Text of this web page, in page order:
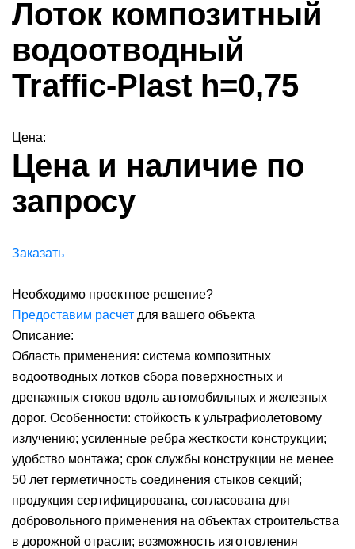
Лоток композитный
водоотводный
Traffic-Plast h=0,75
Цена:
Цена и наличие по
запросу
Заказать
Необходимо проектное решение?
Предоставим расчет для вашего объекта
Описание:
Область применения: система композитных
водоотводных лотков сбора поверхностных и
дренажных стоков вдоль автомобильных и железных
дорог. Особенности: стойкость к ультрафиолетовому
излучению; усиленные ребра жесткости конструкции;
удобство монтажа; срок службы конструкции не менее
50 лет герметичность соединения стыков секций;
продукция сертифицирована, согласована для
добровольного применения на объектах строительства
в дорожной отрасли; возможность изготовления